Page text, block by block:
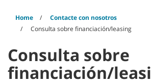
Home
Contacte con nosotros
Consulta sobre financiación/leasing
Consulta sobre
financiación/